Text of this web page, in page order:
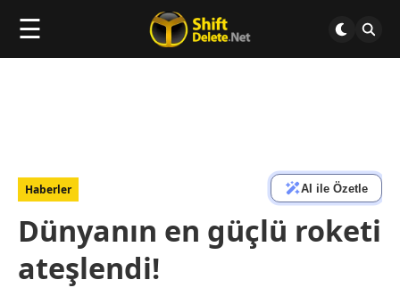
☰
Haberler AI ile Özetle
Dünyanın en güçlü roketi
ateşlendi!